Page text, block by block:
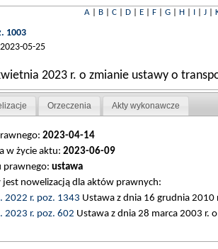
A| B| C| D| E| F| G| H| I| J|
1003
05-25
2023 r. o zmianie ustawy o
Orzeczenia Akty wykonawcze
2023-04-14
w życie aktu: 2023-06-09
prawnego: ustawa
nowelizacją dla aktów prawnych:
2022 r. poz. 1343 Ustawa z dnia 16 grudnia
2023 r. poz. 602 Ustawa z dnia 28 marca 2003 r.